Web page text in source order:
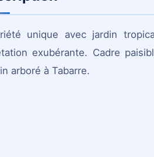
unique avec jardin
exubérante. Cadre
arboré à Tabarre.